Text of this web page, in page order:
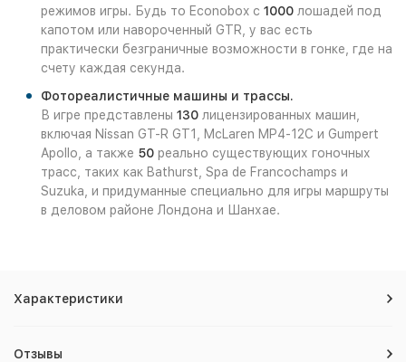
режимов игры. Будь то Econobox с 1000 лошадей под
капотом или навороченный GTR, у вас есть
практически безграничные возможности в гонке, где на
счету каждая секунда.
Фотореалистичные машины и трассы.
В игре представлены 130 лицензированных машин,
включая Nissan GT-R GT1, McLaren MP4-12C и Gumpert
Apollo, а также 50 реально существующих гоночных
трасс, таких как Bathurst, Spa de Francochamps и
Suzuka, и придуманные специально для игры маршруты
в деловом районе Лондона и Шанхае.
Характеристики
Отзывы